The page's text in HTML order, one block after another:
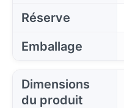
Réserve
Emballage
Dimensions
du produit